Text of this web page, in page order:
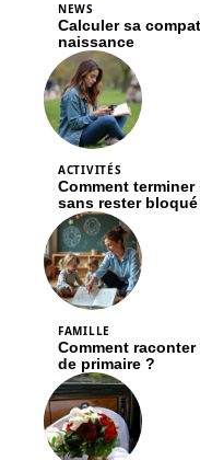
NEWS
Calculer sa
naissance
ACTIVITÉS
Comment
sans rester bloqué
FAMILLE
Comment
de primaire ?